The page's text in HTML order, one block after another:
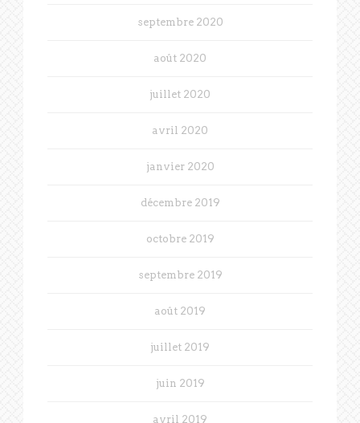
septembre 2020
août 2020
juillet 2020
avril 2020
janvier 2020
décembre 2019
octobre 2019
septembre 2019
août 2019
juillet 2019
juin 2019
avril 2019